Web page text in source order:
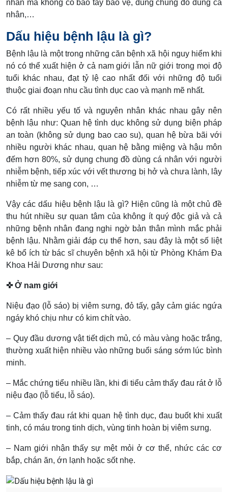
nhân mà không có bao tay bảo vệ, dùng chung đồ dùng cá
nhân,…
Dấu hiệu bệnh lậu là gì?
Bệnh lậu là một trong những căn bệnh xã hội nguy hiểm khi
nó có thể xuất hiện ở cả nam giới lẫn nữ giới trong mọi độ
tuổi khác nhau, đạt tỷ lệ cao nhất đối với những độ tuổi
thuộc giai đoạn nhu cầu tình dục cao và mạnh mẽ nhất.
Có rất nhiều yếu tố và nguyên nhân khác nhau gây nên
bệnh lậu như: Quan hệ tình dục không sử dụng biện pháp
an toàn (không sử dụng bao cao su), quan hệ bừa bãi với
nhiều người khác nhau, quan hệ bằng miệng và hậu môn
đếm hơn 80%, sử dụng chung đồ dùng cá nhân với người
nhiễm bệnh, tiếp xúc với vết thương bị hở và chưa lành, lây
nhiễm từ mẹ sang con, …
Vậy các dấu hiệu bệnh lậu là gì? Hiện cũng là một chủ đề
thu hút nhiều sự quan tâm của không ít quý độc giả và cả
những bệnh nhân đang nghi ngờ bản thân mình mắc phải
bệnh lậu. Nhằm giải đáp cụ thể hơn, sau đây là một số liệt
kê bổ ích từ bác sĩ chuyên bệnh xã hội từ Phòng Khám Đa
Khoa Hải Dương như sau:
✜ Ở nam giới
Niệu đạo (lỗ sáo) bị viêm sưng, đỏ tấy, gây cảm giác ngứa
ngáy khó chịu như có kim chít vào.
– Quy đầu dương vật tiết dịch mủ, có màu vàng hoặc trắng,
thường xuất hiện nhiều vào những buổi sáng sớm lúc bình
minh.
– Mắc chứng tiểu nhiều lần, khi đi tiểu cảm thấy đau rát ở lỗ
niệu đạo (lỗ tiểu, lỗ sáo).
– Cảm thấy đau rát khi quan hệ tình dục, đau buốt khi xuất
tinh, có máu trong tinh dịch, vùng tinh hoàn bị viêm sưng.
– Nam giới nhận thấy sự mệt mỏi ở cơ thể, nhức các cơ
bắp, chán ăn, ớn lạnh hoặc sốt nhẹ.